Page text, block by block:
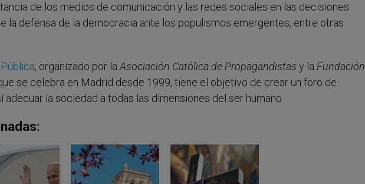
de los medios de comunicación y las redes sociales en las decisiones
la defensa de la democracia ante los populismos emergentes, entre otras
, organizado por laAsociación Católica de Propagandistas y la Fundación
se celebra en Madrid desde 1999, tiene el objetivo de crear un foro de
adecuar la sociedad a todas las dimensiones del ser humano.